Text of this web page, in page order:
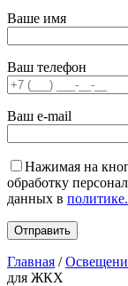
Ваше имя
Ваш телефон
Ваш e-mail
Нажимая на
обработку
данных в политике.
Главная /
для ЖКХ